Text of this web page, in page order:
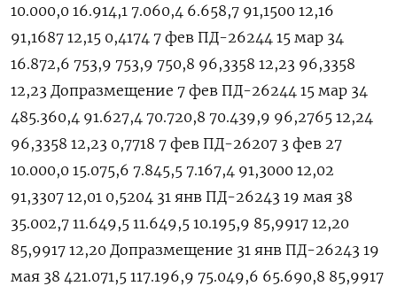
10.000,0 16.914,1 7.060,4 6.658,7 91,1500 12,16
91,1687 12,15 0,4174 7 фев ПД-26244 15 мар 34
16.872,6 753,9 753,9 750,8 96,3358 12,23 96,3358
12,23 Допразмещение 7 фев ПД-26244 15 мар 34
485.360,4 91.627,4 70.720,8 70.439,9 96,2765 12,24
96,3358 12,23 0,7718 7 фев ПД-26207 3 фев 27
10.000,0 15.075,6 7.845,5 7.167,4 91,3000 12,02
91,3307 12,01 0,5204 31 янв ПД-26243 19 мая 38
35.002,7 11.649,5 11.649,5 10.195,9 85,9917 12,20
85,9917 12,20 Допразмещение 31 янв ПД-26243 19
мая 38 421.071,5 117.196,9 75.049,6 65.690,8 85,9917